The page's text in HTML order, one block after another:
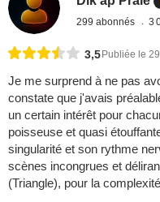
299 abonnés 3
3,5 Publiée le
Je me surprend à ne pas
constate que j'avais
un certain intérêt pour
poisseuse et quasi
singularité et son rythme
scènes incongrues et
(Triangle), pour la